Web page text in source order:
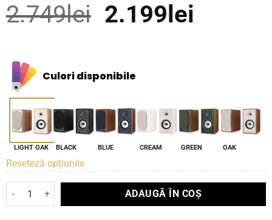
2.749lei Prețul
fost:
2.749lei.
2.199lei
Culori disponibile
LIGHT OAK BLACK BLUE CREAM GREEN OAK
Reseteză opțiunile
Cantitate Boxe de raft Triangle Borea BR02 CONNECT
ADAUGĂ ÎN COȘ